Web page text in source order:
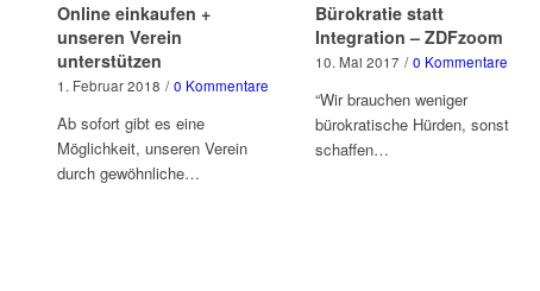
Online einkaufen +
unseren Verein
unterstützen
1. Februar 2018 / 0 Kommentare
Ab sofort gibt es eine
Möglichkeit, unseren Verein
durch gewöhnliche…
Bürokratie statt
Integration – ZDFzoom
10. Mai 2017 / 0 Kommentare
“Wir brauchen weniger
bürokratische Hürden, sonst
schaffen…